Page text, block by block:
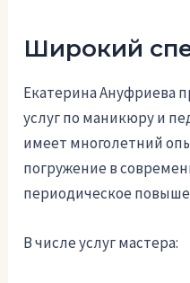
Широкий
Екатерина Ануфриева
услуг по маникюру и
имеет многолетний
погружение в
периодическое
В числе услуг мастера: